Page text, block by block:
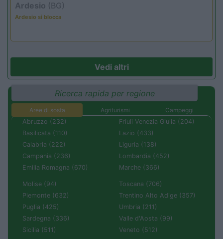
Ardesio (BG)
Ardesio si blocca
Vedi altri
Ricerca rapida per regione
Aree di sosta Agriturismi
Campeggi
Abruzzo (232)
Basilicata (110)
Calabria (222)
Campania (236)
Emilia Romagna (670)
Friuli Venezia Giulia (204)
Lazio (433)
Liguria (138)
Lombardia (452)
Marche (366)
Molise (94)
Piemonte (632)
Puglia (425)
Sardegna (336)
Sicilia (511)
Toscana (706)
Trentino Alto Adige (357)
Umbria (211)
Valle d'Aosta (99)
Veneto (512)